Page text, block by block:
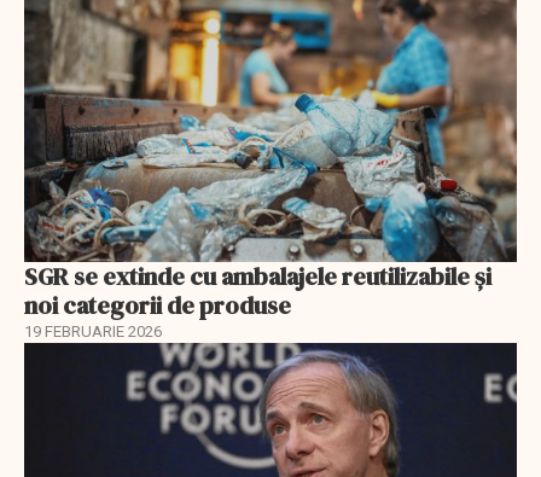
SGR se extinde cu ambalajele reutilizabile și
noi categorii de produse
19 FEBRUARIE 2026